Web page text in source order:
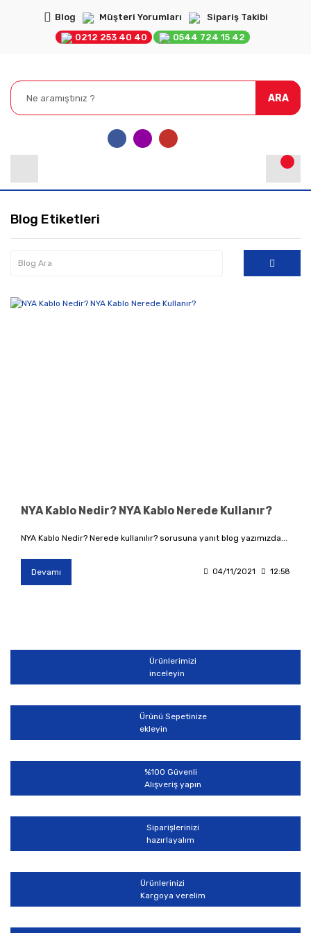
Blog Müşteri Yorumları
Sipariş Takibi
0212 253 40 40
0544 724 15 42
ARA
Blog Etiketleri
NYA Kablo Nedir? NYA Kablo Nerede Kullanır?
NYA Kablo Nedir? Nerede kullanılır? sorusuna yanıt blog yazımızda...
Devamı 04/11/2021 12:58
Ürünlerimizi
inceleyin
Ürünü Sepetinize
ekleyin
%100 Güvenli
Alışveriş yapın
Siparişlerinizi
hazırlayalım
Ürünlerinizi
Kargoya verelim